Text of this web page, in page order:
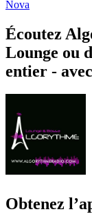
Nova
Écoutez
Lounge ou
entier -
Obtenez